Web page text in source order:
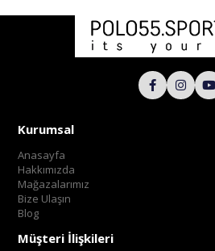
Kurumsal
Anasayfa
Hakkımızda
Mağazalarımız
Bize Ulaşın
Blog
Müşteri İlişkileri